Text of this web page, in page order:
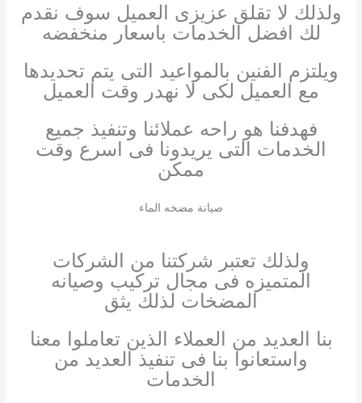
ولذلك لا تقلق عزيزى العميل سوف نقدم
لك افضل الخدمات باسعار منخفضه
ويلتزم الفنين بالمواعيد التى يتم تحديدها
مع العميل لكى لا نهدر وقت العميل
فهدفنا هو راحه عملائنا وتنفيذ جميع
الخدمات التى يريدونا فى اسرع وقت
ممكن
صيانة مضخه الماء
ولذلك تعتبر شركتنا من الشركات
المتميزه فى مجال تركيب وصيانه
المضخات لذلك يثق
بنا العديد من العملاء الذين تعاملوا معنا
واستعانوا بنا فى تنفيذ العديد من
الخدمات